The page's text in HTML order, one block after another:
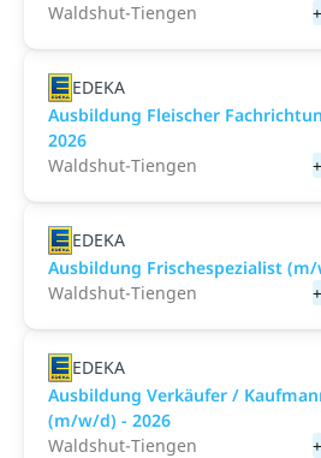
Waldshut-Tiengen
EDEKA
Ausbildung Fleischer
2026
Waldshut-Tiengen
EDEKA
Ausbildung Frischespezialist
Waldshut-Tiengen
EDEKA
Ausbildung Verkäufer /
(m/w/d) - 2026
Waldshut-Tiengen